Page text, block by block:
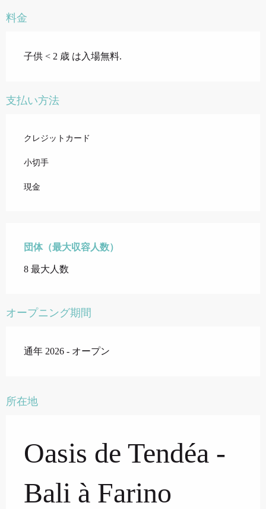
料金
子供 < 2 歳 は入場無料.
支払い方法
クレジットカード
小切手
現金
団体（最大収容人数）
団体（最大収容人数）
8 最大人数
オープニング期間
通年 2026 - オープン
所在地
Oasis de Tendéa -
Bali à Farino